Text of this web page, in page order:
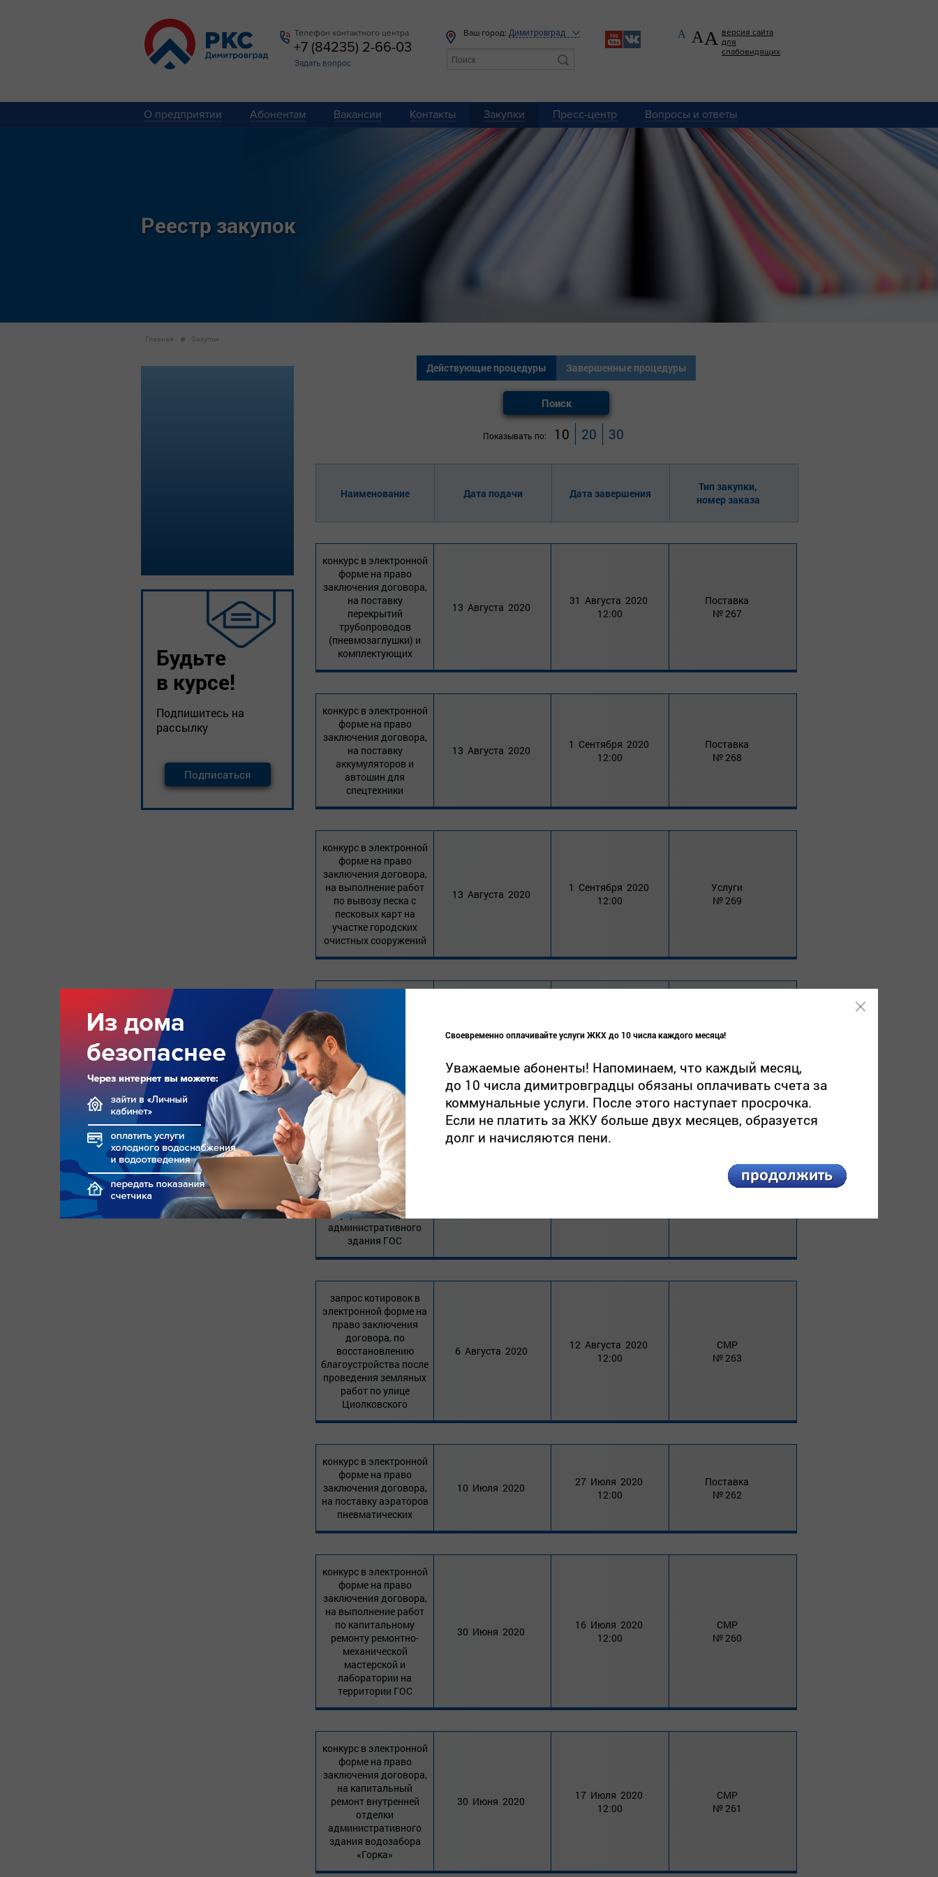
Телефон контактного центра
+7 (84235) 2-66-03
Задать вопрос
Ваш город: А АА версия сайта
для
слабовидящих
О предприятии Абонентам Вакансии Контакты Закупки Пресс-центр Вопросы и ответы
Реестр закупок
Главная Закупки
Будьте
в курсе!
Подпишитесь на
рассылку
Подписаться
Действующие процедуры Завершенные процедуры
Поиск
Показывать по: 10 20 30
Наименование Дата подачи Дата завершения
Тип закупки,
номер заказа
конкурс в электронной
форме на право
заключения договора,
на поставку
перекрытий
трубопроводов
(пневмозаглушки) и
комплектующих
13 Августа 2020
31 Августа 2020
12:00
Поставка
267
конкурс в электронной
форме на право
заключения договора,
на поставку
аккумуляторов и
автошин для
спецтехники
13 Августа 2020
1 Сентября 2020
12:00
Поставка
268
конкурс в электронной
форме на право
заключения договора,
на выполнение работ
по вывозу песка с
песковых карт на
участке городских
очистных сооружений
13 Августа 2020
1 Сентября 2020
12:00
Услуги
269
электронной форме на
право заключения
договора, на
капитальный ремонт
внутренней отделки
бытовых помещений
Гаража
7 Августа 2020
14 Августа 2020
СМР
запрос котировок в
электронной форме на
право заключения
договора, на
капитальный ремонт
внутренней отделки
административного
здания ГОС
СМР
запрос котировок в
электронной форме на
право заключения
договора, по
восстановлению
благоустройства после
проведения земляных
работ по улице
Циолковского
6 Августа 2020
12 Августа 2020
12:00
СМР
263
конкурс в электронной
форме на право
заключения договора,
на поставку аэраторов
пневматических
10 Июля 2020
27 Июля 2020
12:00
Поставка
262
конкурс в электронной
форме на право
заключения договора,
на выполнение работ
по капитальному
ремонту ремонтно-
механической
мастерской и
лаборатории на
территории ГОС
30 Июня 2020
16 Июля 2020
12:00
СМР
260
конкурс в электронной
форме на право
заключения договора,
на капитальный
ремонт внутренней
отделки
административного
здания водозабора
«Горка»
30 Июня 2020
17 Июля 2020
12:00
СМР
261
Своевременно оплачивайте услуги ЖКХ до 10 числа каждого месяца!
Уважаемые абоненты! Напоминаем, что каждый месяц,
до 10 числа димитровградцы обязаны оплачивать счета за
коммунальные услуги. После этого наступает просрочка.
Если не платить за ЖКУ больше двух месяцев, образуется
долг и начисляются пени.